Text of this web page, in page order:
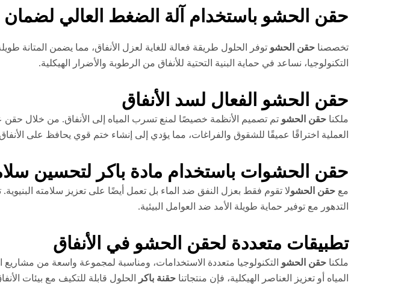
حقن الحشو باستخدام آلة الضغط العالي لضمان
تخصصنا حقن الحشو توفر الحلول طريقة فعالة للغاية لعزل الأنفاق، مما يضمن المتانة
التكنولوجيا، نساعد في حماية البنية التحتية للأنفاق من الرطوبة والأضرار الهيكلية.
حقن الحشو الفعال لسد الأنفاق
ملكنا حقن الحشو تم تصميم الأنظمة خصيصًا لمنع تسرب المياه إلى الأنفاق. من خلال
العملية اختراقًا عميقًا للشقوق والفراغات، مما يؤدي إلى إنشاء ختم قوي يحافظ على
حقن الحشوات باستخدام مادة باكر لتحسين
مع حقن الحشولا تقوم فقط بعزل النفق ضد الماء بل تعمل أيضًا على تعزيز سلامته
التدهور مع توفير حماية طويلة الأمد ضد العوامل البيئية.
تطبيقات متعددة لحقن الحشو في الأنفاق
ملكنا حقن الحشو التكنولوجيا متعددة الاستخدامات، ومناسبة لمجموعة واسعة من
المياه أو تعزيز العناصر الهيكلية، فإن منتجاتنا حقنة باكر الحلول قابلة للتكيف مع بيئات